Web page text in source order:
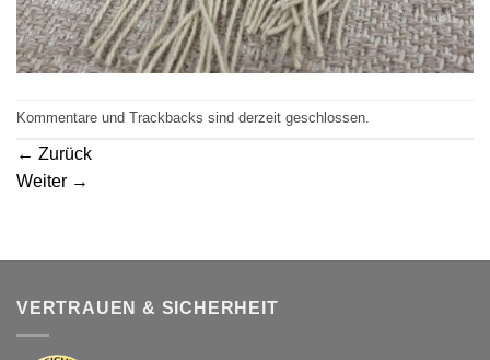
Kommentare und Trackbacks sind derzeit geschlossen.
← Zurück
Weiter →
VERTRAUEN & SICHERHEIT